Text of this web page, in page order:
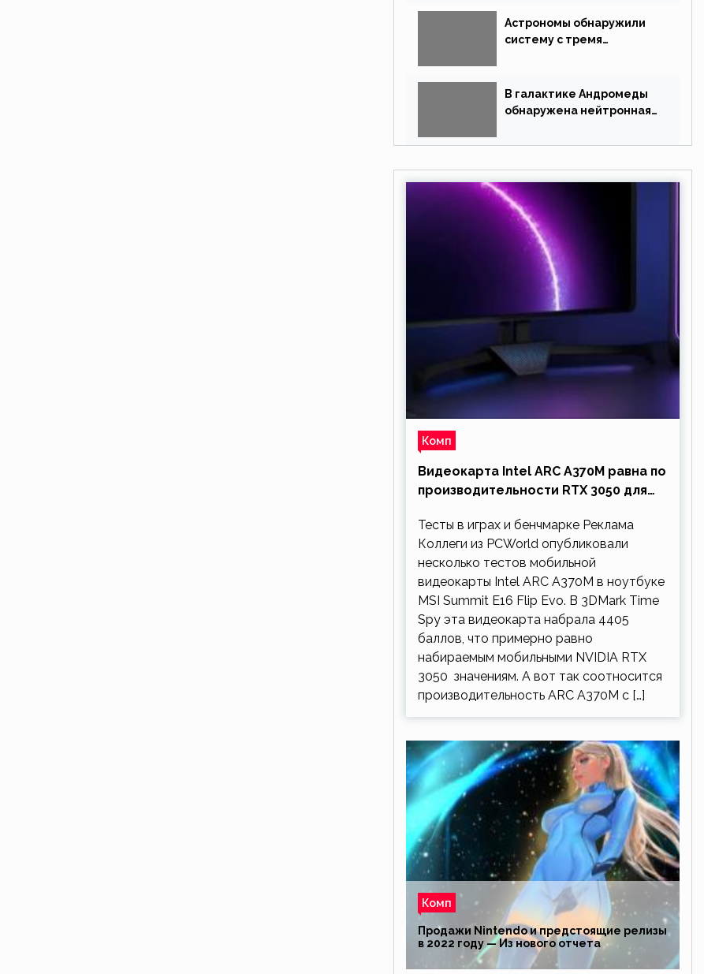
Астрономы обнаружили
систему с тремя
В галактике Андромеды
обнаружена нейтронная
Комп
Видеокарта Intel ARC A370M равна по
производительности RTX 3050 для
Тесты в играх и бенчмарке Реклама
Коллеги из PCWorld опубликовали
несколько тестов мобильной
видеокарты Intel ARC A370M в ноутбуке
MSI Summit E16 Flip Evo. В 3DMark Time
Spy эта видеокарта набрала 4405
баллов, что примерно равно
набираемым мобильными NVIDIA RTX
3050 значениям. А вот так соотносится
производительность ARC A370M с […]
Комп
Продажи Nintendo и предстоящие релизы
в 2022 году — Из нового отчета